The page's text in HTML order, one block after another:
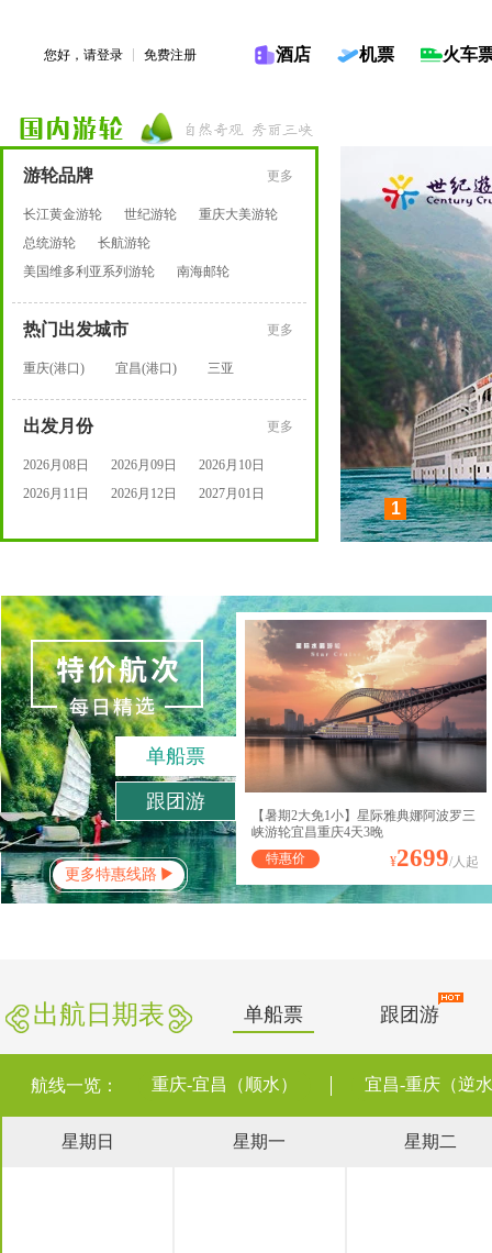
您好，请登录 免费注册 酒店 机票 火车
1
游轮品牌 更多
长江黄金游轮 世纪游轮
重庆大美游轮
总统游轮
长航游轮
美国维多利亚系列游轮
南海邮轮
宜昌交运长江游轮有限公司
星际游轮
重庆渝鸿游轮
宜昌江腾游轮
楚天轮船
热门出发城市 更多
重庆(港口) 宜昌(港口) 三亚
出发月份 更多
2026月08日 2026月09日
2026月10日
2026月11日
2026月12日 2027月01日
更多特惠线路
单船票
跟团游 -条点评 - %好评率
【暑期2大免1小】星际雅典娜阿波罗三
峡游轮宜昌重庆4天3晚
特惠价
¥2699/人起
出航日期表 单船票 跟团游
航线一览： 重庆-宜昌（顺水） 宜昌-重庆（逆
星期日 星期一 星期二